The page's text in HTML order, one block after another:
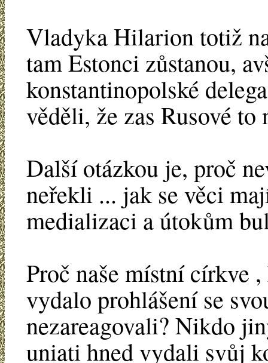
Vladyka Hilarion totiž
tam Estonci zůstanou,
konstantinopolské
věděli, že zas Rusové to
Další otázkou je, proč
neřekli ... jak se věci
medializaci a útokům
Proč naše místní církve
vydalo prohlášení se
nezareagovali? Nikdo
uniati hned vydali svůj